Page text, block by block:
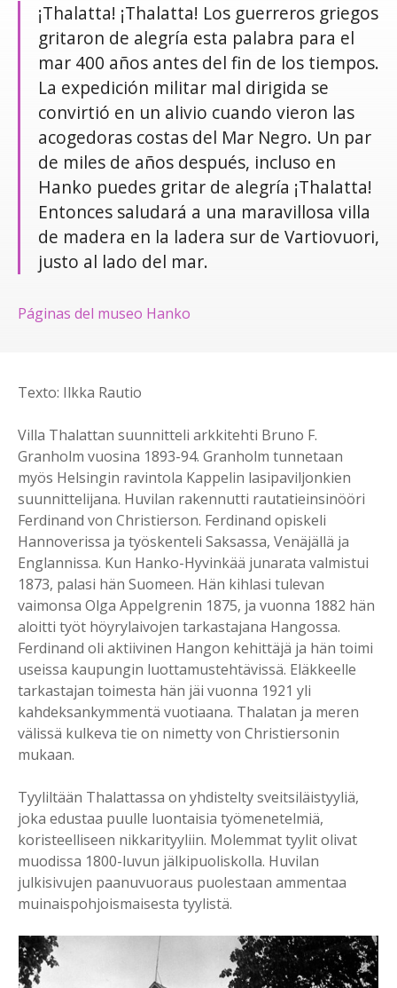
¡Thalatta! ¡Thalatta! Los guerreros griegos
gritaron de alegría esta palabra para el
mar 400 años antes del fin de los tiempos.
La expedición militar mal dirigida se
convirtió en un alivio cuando vieron las
acogedoras costas del Mar Negro. Un par
de miles de años después, incluso en
Hanko puedes gritar de alegría ¡Thalatta!
Entonces saludará a una maravillosa villa
de madera en la ladera sur de Vartiovuori,
justo al lado del mar.
Páginas del museo Hanko
Texto: Ilkka Rautio
Villa Thalattan suunnitteli arkkitehti Bruno F.
Granholm vuosina 1893-94. Granholm tunnetaan
myös Helsingin ravintola Kappelin lasipaviljonkien
suunnittelijana. Huvilan rakennutti rautatieinsinööri
Ferdinand von Christierson. Ferdinand opiskeli
Hannoverissa ja työskenteli Saksassa, Venäjällä ja
Englannissa. Kun Hanko-Hyvinkää junarata valmistui
1873, palasi hän Suomeen. Hän kihlasi tulevan
vaimonsa Olga Appelgrenin 1875, ja vuonna 1882 hän
aloitti työt höyrylaivojen tarkastajana Hangossa.
Ferdinand oli aktiivinen Hangon kehittäjä ja hän toimi
useissa kaupungin luottamustehtävissä. Eläkkeelle
tarkastajan toimesta hän jäi vuonna 1921 yli
kahdeksankymmentä vuotiaana. Thalatan ja meren
välissä kulkeva tie on nimetty von Christiersonin
mukaan.
Tyyliltään Thalattassa on yhdistelty sveitsiläistyyliä,
joka edustaa puulle luontaisia työmenetelmiä,
koristeelliseen nikkarityyliin. Molemmat tyylit olivat
muodissa 1800-luvun jälkipuoliskolla. Huvilan
julkisivujen paanuvuoraus puolestaan ammentaa
muinaispohjoismaisesta tyylistä.